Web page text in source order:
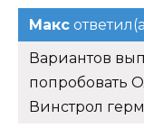
Макс
Вариантов
попробовать
Винстрол